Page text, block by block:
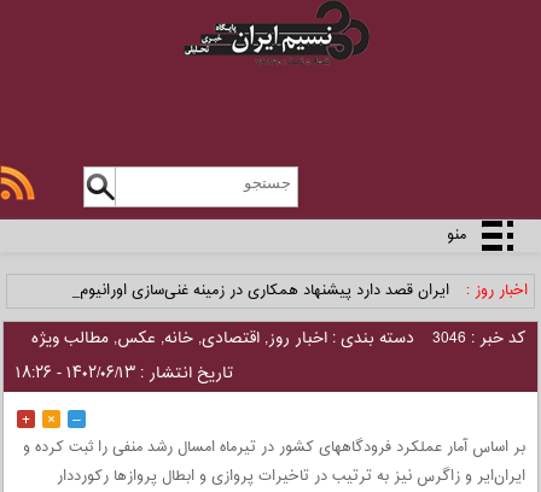
منو
اخبار روز : ایران قصد دارد پیشنهاد همکاری در زمینه غنی‌سازی اورانیوم ر_
کد خبر : 3046 دسته بندی :اخبار روز,اقتصادی,خانه, عکس,مطالب ویژه
تاریخ انتشار : ۱۴۰۲/۰۶/۱۳ - ۱۸:۲۶
–
×
+
بر اساس آمار عملکرد فرودگاههای کشور در تیرماه امسال رشد منفی را ثبت کرده و
ایران‌ایر و زاگرس نیز به ترتیب در تاخیرات پروازی و ابطال پروازها رکورددار